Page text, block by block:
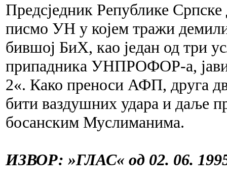
Предсједник Републике
писмо УН у којем тражи
бившој БиХ, као један од три
припадника УНПРОФОР-а,
2«. Како преноси АФП, друга
бити ваздушних удара и даље
босанским Муслиманима.
ИЗВОР: »ГЛАС« од 02. 06.